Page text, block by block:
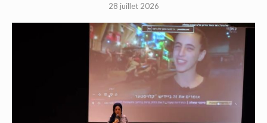
28 juillet 2026